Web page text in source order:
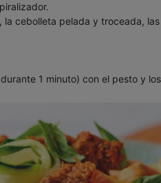
cebolleta pelada y troceada,
1 minuto) con el pesto y